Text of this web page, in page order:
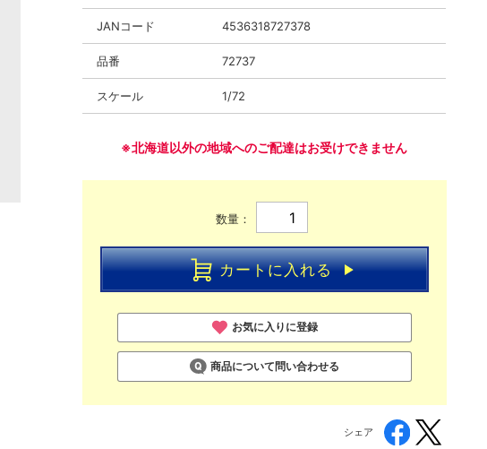
JANコード 4536318727378
品番 72737
スケール 1/72
※北海道以外の地域へのご配達はお受けできません
数量：
カートに入れる
お気に入りに登録
商品について問い合わせる
シェア